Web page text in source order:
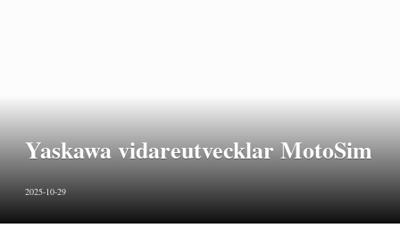
Yaskawa vidareutvecklar MotoSim
2025-10-29